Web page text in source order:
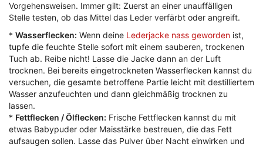
Vorgehensweisen. Immer gilt: Zuerst an einer unauffälligen
Stelle testen, ob das Mittel das Leder verfärbt oder angreift.
* Wasserflecken: Wenn deine Lederjacke nass geworden ist,
tupfe die feuchte Stelle sofort mit einem sauberen, trockenen
Tuch ab. Reibe nicht! Lasse die Jacke dann an der Luft
trocknen. Bei bereits eingetrockneten Wasserflecken kannst du
versuchen, die gesamte betroffene Partie leicht mit destilliertem
Wasser anzufeuchten und dann gleichmäßig trocknen zu
lassen.
* Fettflecken / Ölflecken: Frische Fettflecken kannst du mit
etwas Babypuder oder Maisstärke bestreuen, die das Fett
aufsaugen sollen. Lasse das Pulver über Nacht einwirken und